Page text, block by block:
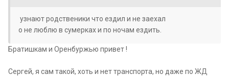
узнают родственики что ездил и не заехал
о не люблю в сумерках и по ночам ездить.
Братишкам и Оренбуржью привет !
Сергей, я сам такой, хоть и нет транспорта, но даже по ЖД